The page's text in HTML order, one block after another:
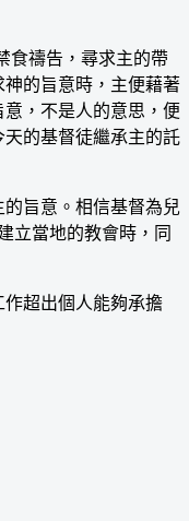
食禱告，尋求主的帶
的旨意時，主便藉著
，不是人的意思，便
的基督徒繼承主的託
旨意。相信基督為兒
立當地的教會時，同
超出個人能夠承擔